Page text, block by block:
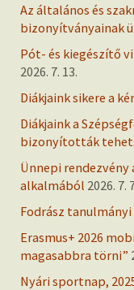
Az általános és
bizonyítványainak
Pót- és kiegészítő
2026. 7. 13.
Diákjaink sikere a
Diákjaink a
bizonyították
Ünnepi rendezvény
alkalmából 2026. 7.
Fodrász
Erasmus+ 2026
magasabbra törni”
Nyári sportnap,